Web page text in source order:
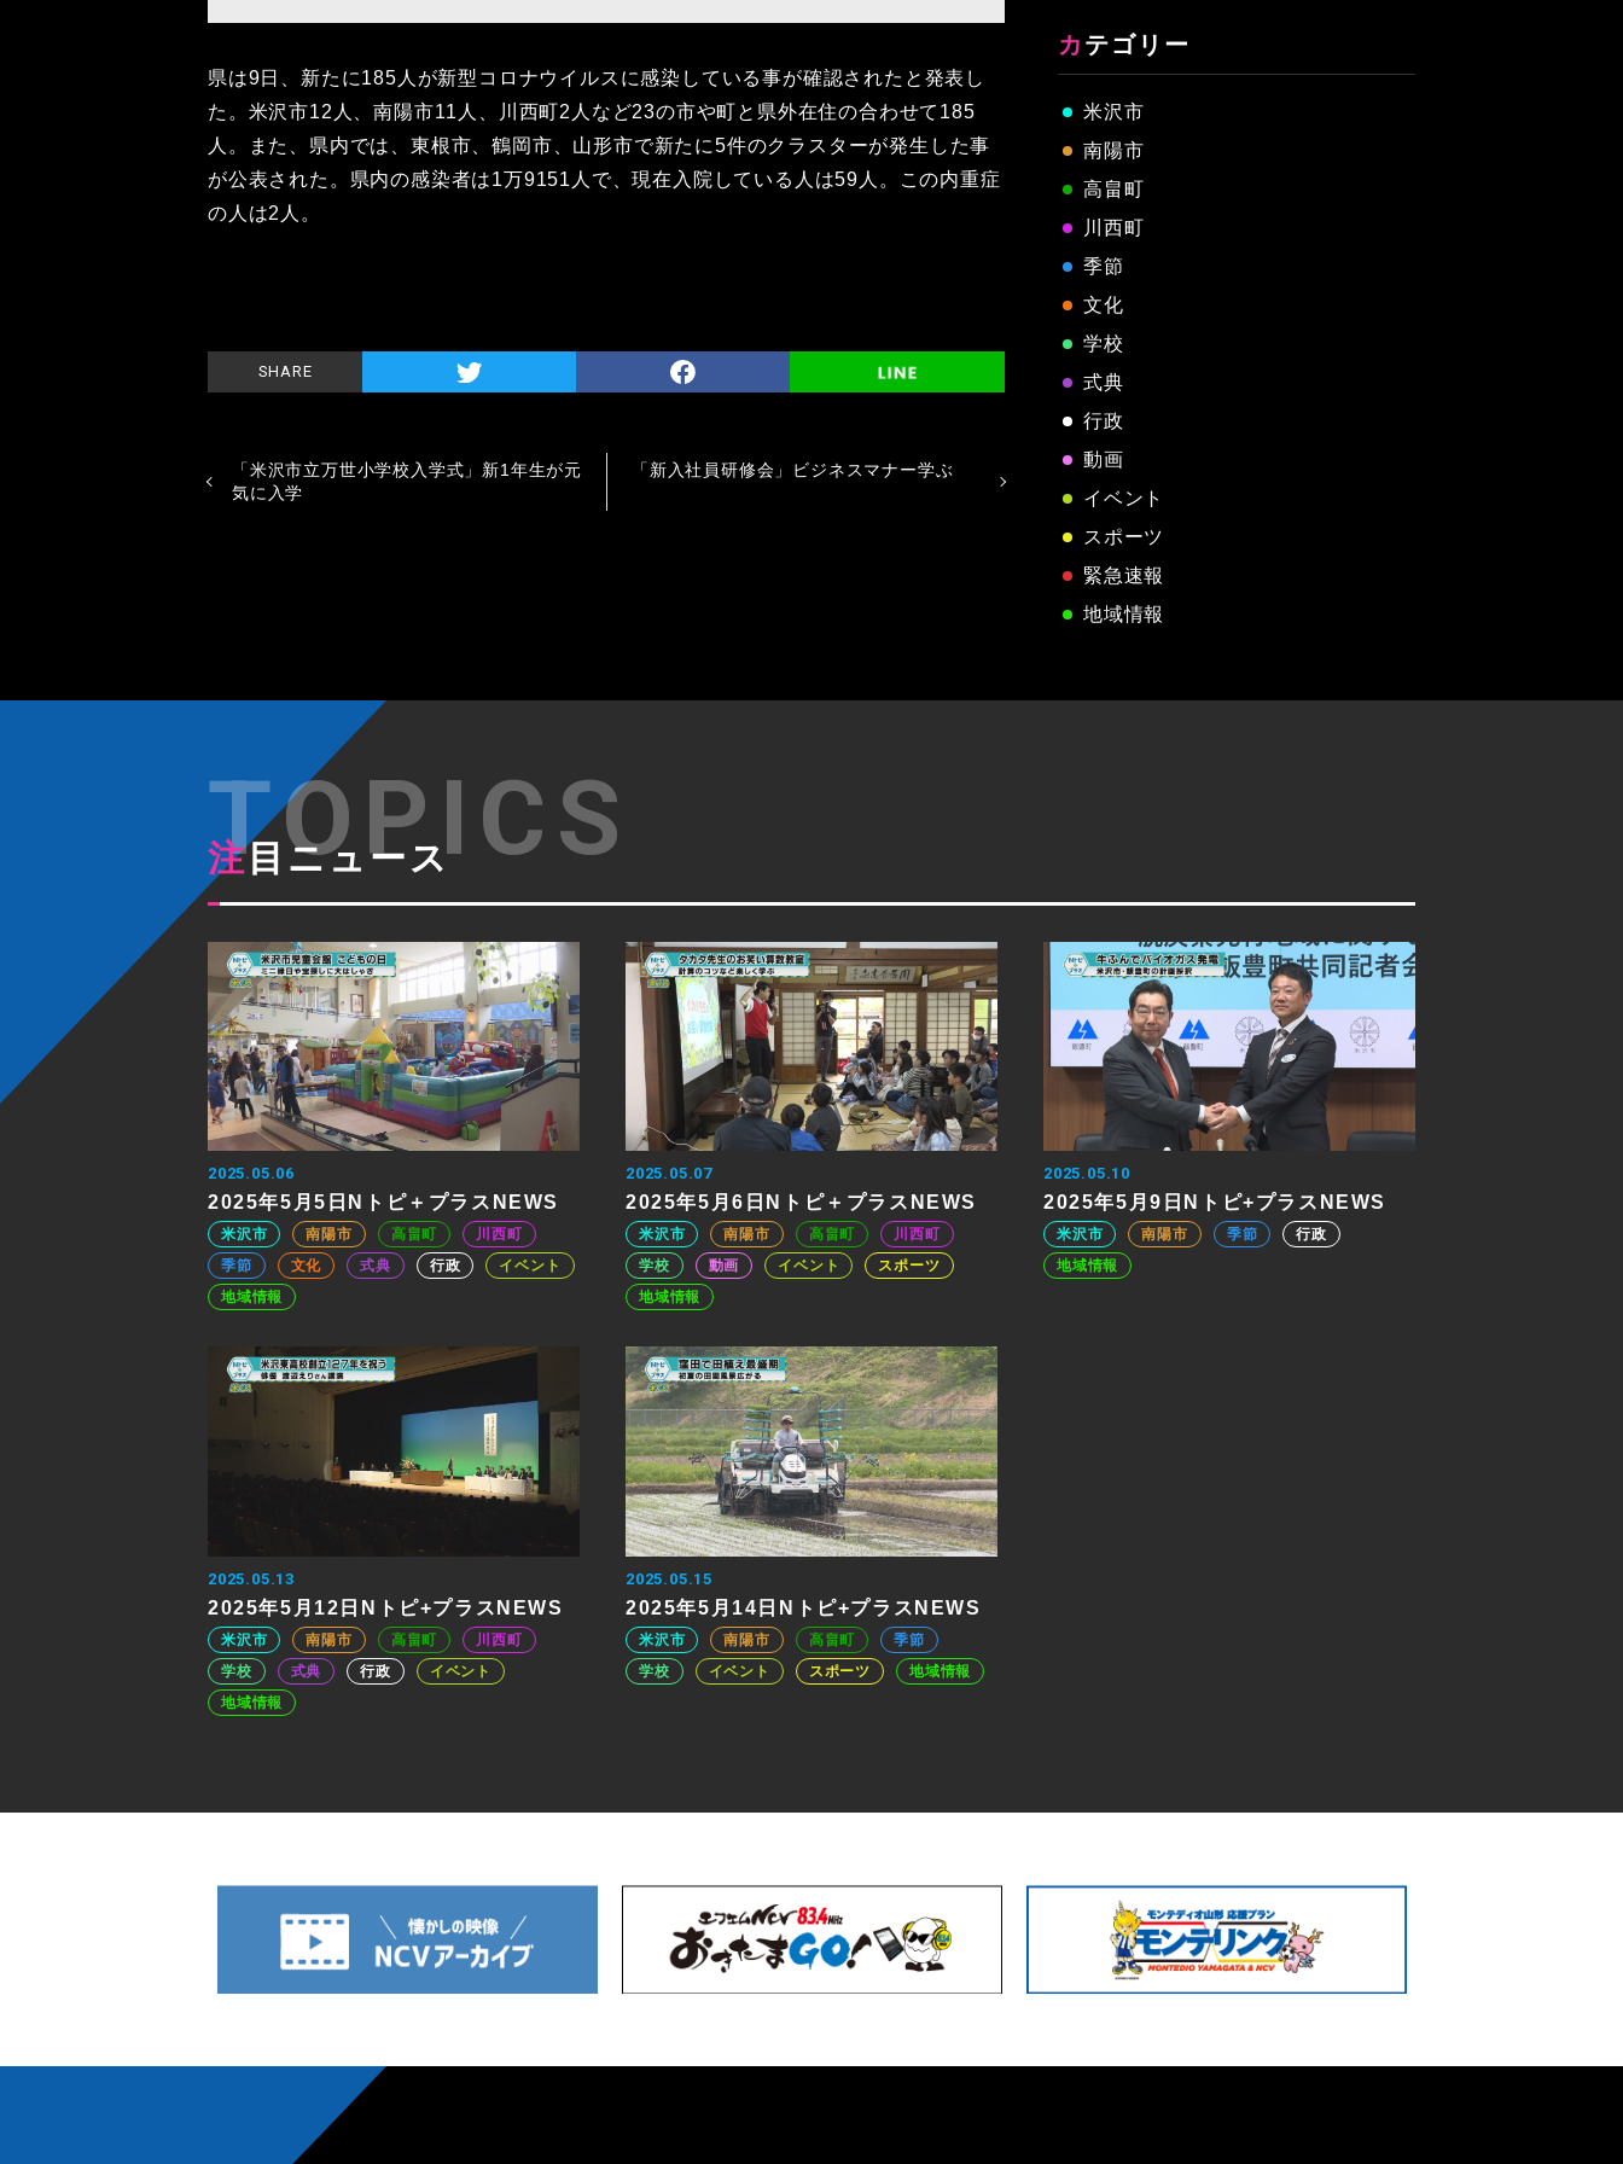
県は9日、新たに185人が新型コロナウイルスに感染している事が確認されたと発表し
た。米沢市12人、南陽市11人、川西町2人など23の市や町と県外在住の合わせて185
人。また、県内では、東根市、鶴岡市、山形市で新たに5件のクラスターが発生した事
が公表された。県内の感染者は1万9151人で、現在入院している人は59人。この内重症
の人は2人。
SHARE
「米沢市立万世小学校入学式」新1年生が元
気に入学
「新入社員研修会」ビジネスマナー学ぶ
カテゴリー
米沢市
南陽市
高畠町
川西町
季節
文化
学校
式典
行政
動画
イベント
スポーツ
緊急速報
地域情報
注目ニュース
2025.05.06
2025年5月5日Nトピ＋プラスNEWS
米沢市 南陽市 高畠町
川西町
季節
文化 式典 行政
イベント
地域情報
2025.05.07
2025年5月6日Nトピ＋プラスNEWS
米沢市 南陽市 高畠町
川西町
学校
動画 イベント
スポーツ
地域情報
2025.05.10
2025年5月9日Nトピ+プラスNEWS
米沢市 南陽市 季節
行政
地域情報
2025.05.13
2025年5月12日Nトピ+プラスNEWS
米沢市 南陽市 高畠町
川西町
学校
式典 行政
イベント
地域情報
2025.05.15
2025年5月14日Nトピ+プラスNEWS
米沢市 南陽市 高畠町
季節
学校
イベント スポーツ 地域情報